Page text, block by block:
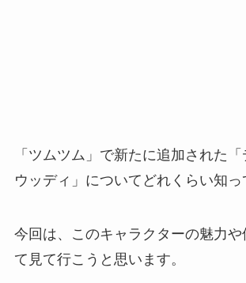
「ツムツム」で新たに追加された
ウッディ」についてどれくらい知っ
今回は、このキャラクターの魅力や
て見て行こうと思います。